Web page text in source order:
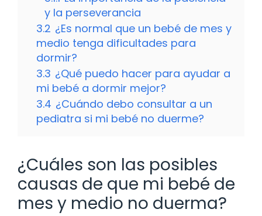
y la perseverancia
3.2 ¿Es normal que un bebé de mes y
medio tenga dificultades para
dormir?
3.3 ¿Qué puedo hacer para ayudar a
mi bebé a dormir mejor?
3.4 ¿Cuándo debo consultar a un
pediatra si mi bebé no duerme?
¿Cuáles son las posibles
causas de que mi bebé de
mes y medio no duerma?